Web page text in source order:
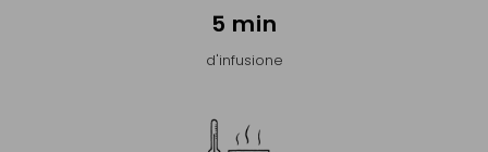
5 min
d'infusione